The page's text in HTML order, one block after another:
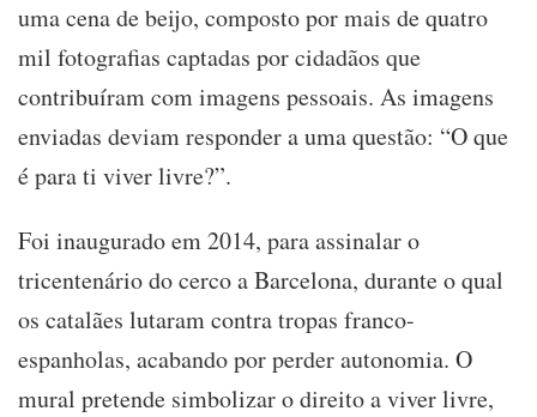
uma cena de beijo, composto por mais de quatro
mil fotografias captadas por cidadãos que
contribuíram com imagens pessoais. As imagens
enviadas deviam responder a uma questão: “O que
é para ti viver livre?”.
Foi inaugurado em 2014, para assinalar o
tricentenário do cerco a Barcelona, durante o qual
os catalães lutaram contra tropas franco-
espanholas, acabando por perder autonomia. O
mural pretende simbolizar o direito a viver livre,